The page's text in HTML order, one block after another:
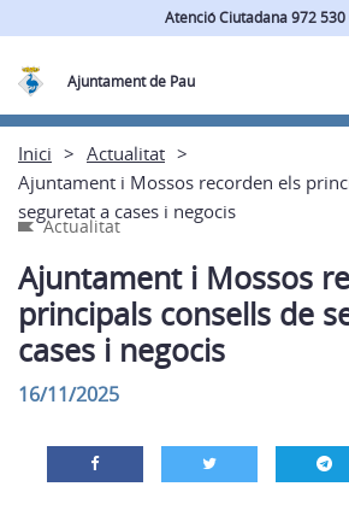
Atenció Ciutadana 972 530
Ajuntament de Pau
Inici
Actualitat
Ajuntament i Mossos recorden els
seguretat a cases i negocis
Actualitat
Ajuntament i Mossos
principals consells de
cases i negocis
16/11/2025